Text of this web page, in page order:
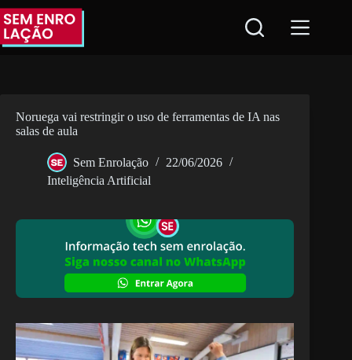
Pular
para
conteúdo
Noruega vai restringir o uso de ferramentas de IA nas
salas de aula
Sem Enrolação
22/06/2026
Inteligência Artificial